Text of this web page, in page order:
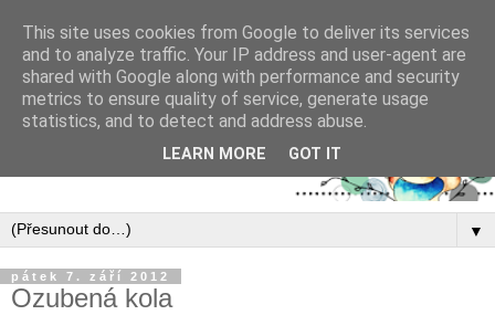
▼
pátek 7. září 2012
Ozubená kola
This site uses cookies from Google to deliver its services
and to analyze traffic. Your IP address and user-agent are
shared with Google along with performance and security
metrics to ensure quality of service, generate usage
statistics, and to detect and address abuse.
LEARN MORE GOT IT